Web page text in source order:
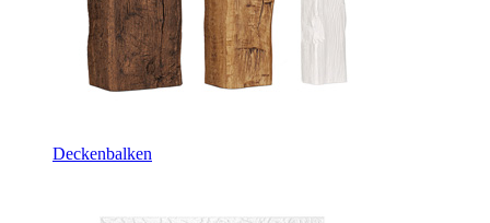
Deckenbalken